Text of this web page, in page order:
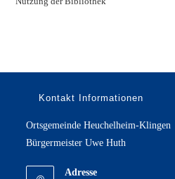
Kontakt Informationen
Ortsgemeinde Heuchelheim-Klingen
Bürgermeister Uwe Huth
Adresse